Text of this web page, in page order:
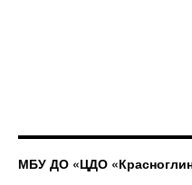
МБУ ДО «ЦДО